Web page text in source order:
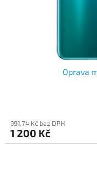
Oprava
991,74 Kč bez DPH
1 200 Kč